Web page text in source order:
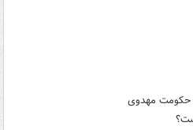
حكومت مهدوی